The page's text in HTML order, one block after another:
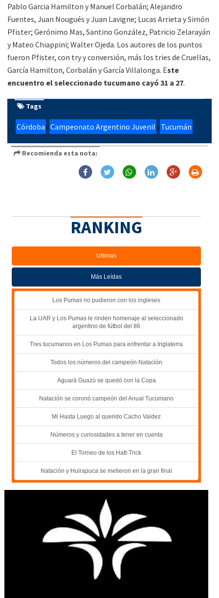
Pablo Garcia Hamilton y Manuel Corbalán; Alejandro
Fuentes, Juan Nougués y Juan Lavigne; Lucas Arrieta y Simón
Pfister; Gerónimo Mas, Santino González, Patricio Zelarayán
y Mateo Chiappini; Walter Ojeda. Los autores de los puntos
fueron Pfister, con try y conversión, más los tries de Cruellas,
García Hamilton, Corbalán y García Villalonga. Este
encuentro el seleccionado tucumano cayó 31 a 27.
Tags
Córdoba Campeonato Argentino Juvenil Tucumán
Recomienda esta nota:
RANKING
Ultimas
Más Leídas
Los Pumas no pudieron con los ingleses
La UAR y Los Pumas le rinden homenaje al seleccionado
argentino de fútbol del 86
Tres tucumanos en Los Pumas para enfrentar a Inglaterra
Todos los números del campeón Natación
Aguará Guazú se quedó con la Copa
Natación se coronó campeón del Anual Tucumano
Mi Hasta Luego al querido Cacho Valdez
Números y curiosidades a tener en cuenta
El Torneo de los Hatt-Trick
Natación y Huirapuca se metieron en la gran final